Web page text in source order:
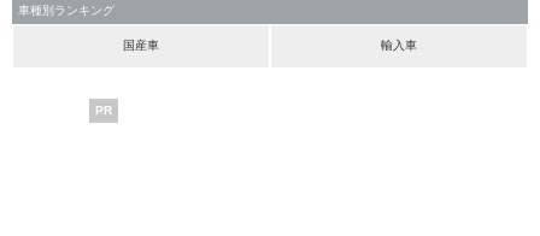
車種別ランキング
国産車 輸入車
PR